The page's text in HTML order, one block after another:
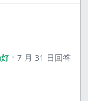
7 月 31 日回答